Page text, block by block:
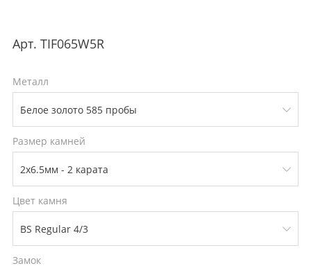
Арт. TIF065W5R
Металл
Размер камней
Цвет камня
Замок